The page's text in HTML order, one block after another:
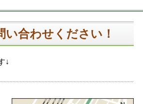
合わせください！
↓